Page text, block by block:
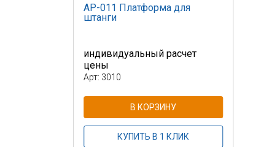
AP-011 Платформа для
штанги
индивидуальный расчет
цены
Арт: 3010
В КОРЗИНУ
КУПИТЬ В 1 КЛИК